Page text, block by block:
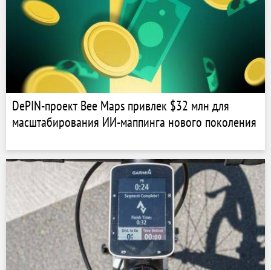
DePIN-проект Bee Maps привлек $32 млн для
масштабирования ИИ-маппинга нового поколения